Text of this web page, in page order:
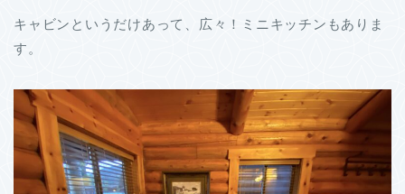
キャビンというだけあって、広々！ミニキッチンもありま
す。